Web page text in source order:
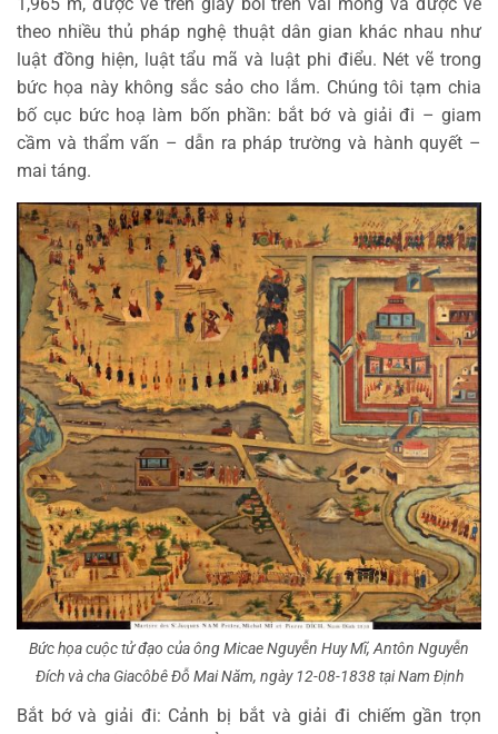
theo nhiều thủ pháp nghệ thuật dân gian khác nhau như
luật đồng hiện, luật tẩu mã và luật phi điểu. Nét vẽ trong
bức họa này không sắc sảo cho lắm. Chúng tôi tạm chia
bố cục bức hoạ làm bốn phần: bắt bớ và giải đi – giam
cầm và thẩm vấn – dẫn ra pháp trường và hành quyết –
mai táng.
Bức họa cuộc tử đạo của ông Micae Nguyễn Huy Mĩ, Antôn Nguyễn
Đích và cha Giacôbê Đỗ Mai Năm, ngày 12-08-1838 tại Nam Định
Bắt bớ và giải đi: Cảnh bị bắt và giải đi chiếm gần trọn